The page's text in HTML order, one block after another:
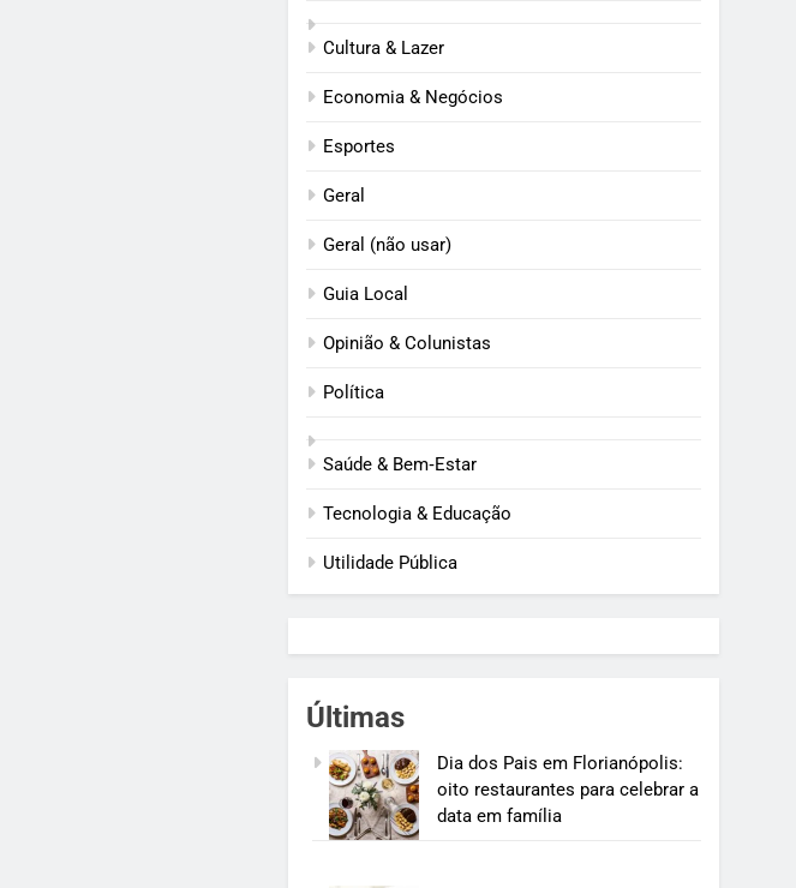
Cultura & Lazer
Economia & Negócios
Esportes
Geral
Geral (não usar)
Guia Local
Opinião & Colunistas
Política
Saúde & Bem‑Estar
Tecnologia & Educação
Utilidade Pública
Últimas
Dia dos Pais em Florianópolis:
oito restaurantes para celebrar a
data em família